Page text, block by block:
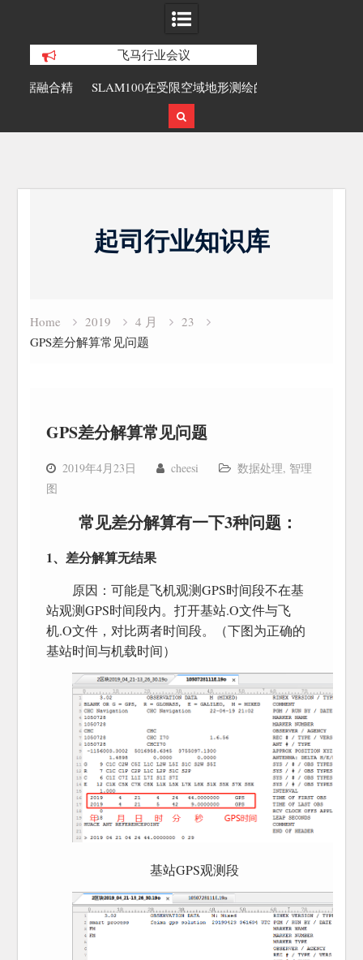
飞马行业会议
SLAM100在受限空域地形测绘的研究与
起司行业知识库
Home 2019 4 月
23
GPS差分解算常见问题
GPS差分解算常见问题
2019年4月23日 cheesi 数据处理, 智理
图
常见差分解算有一下3种问题：
1、差分解算无结果
原因：可能是飞机观测GPS时间段不在基
站观测GPS时间段内。打开基站.O文件与飞
机.O文件，对比两者时间段。（下图为正确的
基站时间与机载时间）
基站GPS观测段